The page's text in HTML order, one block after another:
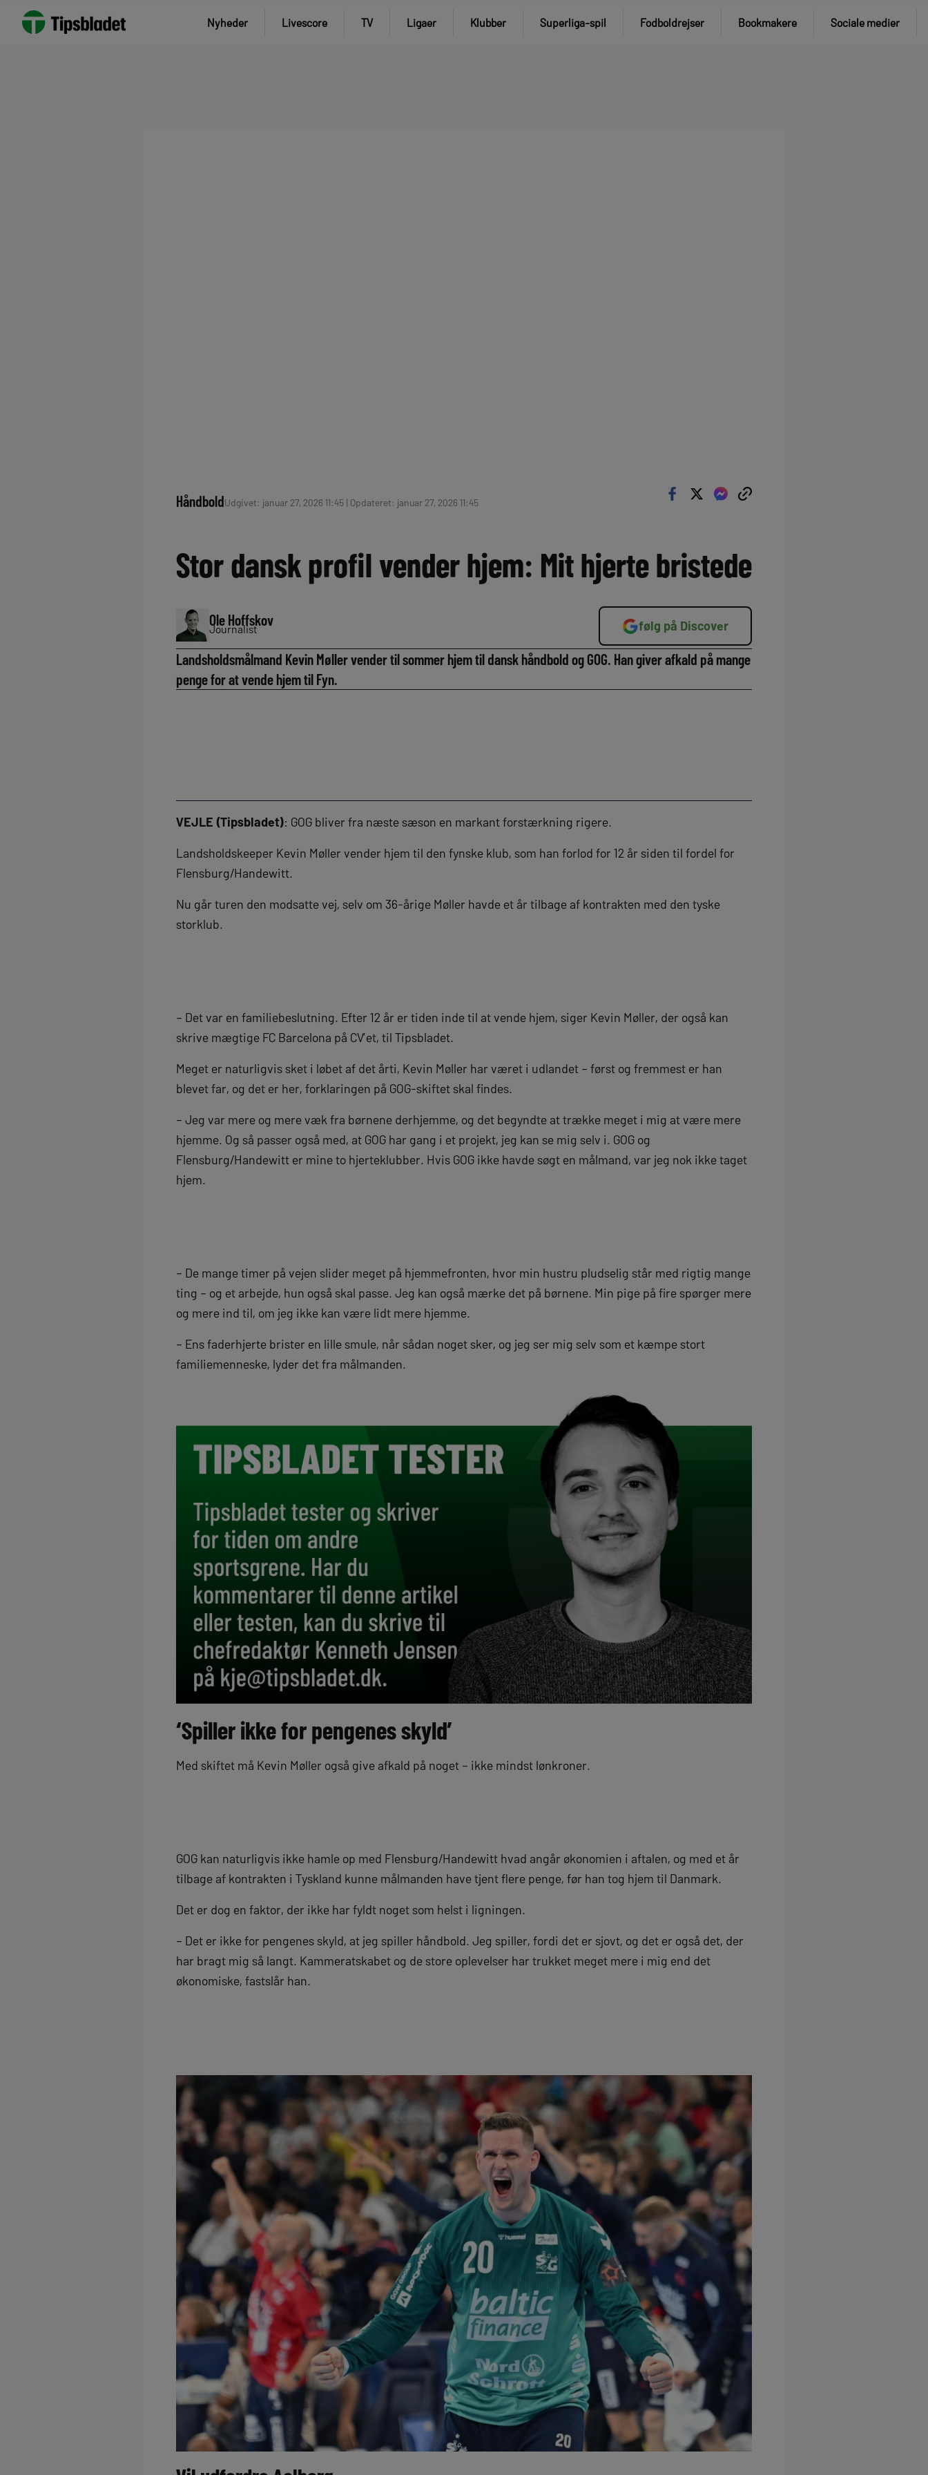
Nyheder Livescore TV Ligaer Klubber Superliga-spil Fodboldrejser Bookmakere Sociale medier
HåndboldUdgivet: januar 27, 2026 11:45 | Opdateret: januar 27, 2026 11:45
Stor dansk profil vender hjem: Mit hjerte bristede
Ole Hoffskov
Journalist følg på Discover
Landsholdsmålmand Kevin Møller vender til sommer hjem til dansk håndbold og GOG. Han giver afkald på mange
penge for at vende hjem til Fyn.
VEJLE (Tipsbladet): GOG bliver fra næste sæson en markant forstærkning rigere.
Landsholdskeeper Kevin Møller vender hjem til den fynske klub, som han forlod for 12 år siden til fordel for
Flensburg/Handewitt.
Nu går turen den modsatte vej, selv om 36-årige Møller havde et år tilbage af kontrakten med den tyske
storklub.
– Det var en familiebeslutning. Efter 12 år er tiden inde til at vende hjem, siger Kevin Møller, der også kan
skrive mægtige FC Barcelona på CV’et, til Tipsbladet.
Meget er naturligvis sket i løbet af det årti, Kevin Møller har været i udlandet – først og fremmest er han
blevet far, og det er her, forklaringen på GOG-skiftet skal findes.
– Jeg var mere og mere væk fra børnene derhjemme, og det begyndte at trække meget i mig at være mere
hjemme. Og så passer også med, at GOG har gang i et projekt, jeg kan se mig selv i. GOG og
Flensburg/Handewitt er mine to hjerteklubber. Hvis GOG ikke havde søgt en målmand, var jeg nok ikke taget
hjem.
– De mange timer på vejen slider meget på hjemmefronten, hvor min hustru pludselig står med rigtig mange
ting – og et arbejde, hun også skal passe. Jeg kan også mærke det på børnene. Min pige på fire spørger mere
og mere ind til, om jeg ikke kan være lidt mere hjemme.
– Ens faderhjerte brister en lille smule, når sådan noget sker, og jeg ser mig selv som et kæmpe stort
familiemenneske, lyder det fra målmanden.
‘Spiller ikke for pengenes skyld’
Med skiftet må Kevin Møller også give afkald på noget – ikke mindst lønkroner.
GOG kan naturligvis ikke hamle op med Flensburg/Handewitt hvad angår økonomien i aftalen, og med et år
tilbage af kontrakten i Tyskland kunne målmanden have tjent flere penge, før han tog hjem til Danmark.
Det er dog en faktor, der ikke har fyldt noget som helst i ligningen.
– Det er ikke for pengenes skyld, at jeg spiller håndbold. Jeg spiller, fordi det er sjovt, og det er også det, der
har bragt mig så langt. Kammeratskabet og de store oplevelser har trukket meget mere i mig end det
økonomiske, fastslår han.